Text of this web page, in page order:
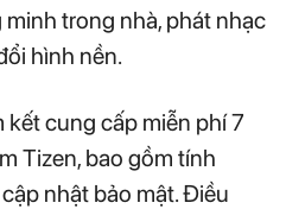
trong nhà, phát nhạc
hình nền.
cung cấp miễn phí 7
Tizen, bao gồm tính
nhật bảo mật. Điều